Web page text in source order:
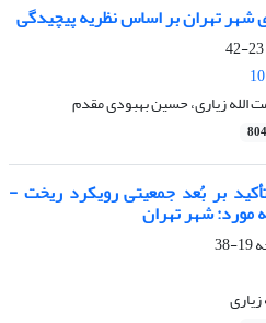
تهران بر اساس نظریه پیچیدگی
23-42
الله زیاری، حسین بهبودی مقدم
تحلیل ساختار فضایی شهری با تأکید بر بُعد جمعیتی رویکرد ریخت ­
شهر تهران
19-38